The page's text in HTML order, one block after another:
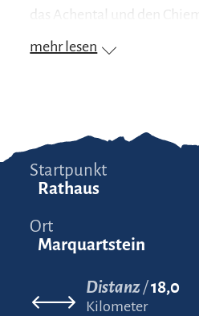
das Achental und den
mehr lesen
Startpunkt
Rathaus
Ort
Marquartstein
Distanz 18,0
Kilometer